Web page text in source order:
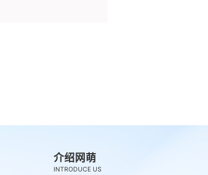
介绍网萌
INTRODUCE US